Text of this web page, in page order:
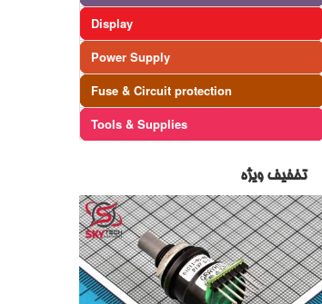
Display
Power Supply
Fuse & Circuit protection
Tools & Supplies
تخفیف ویژه